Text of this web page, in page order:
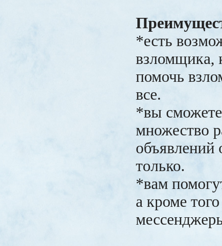
*есть
взломщика,
помочь
все.
*вы
множество
объявлений
только.
*вам
а кроме